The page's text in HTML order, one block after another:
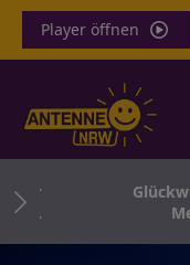
Player öffnen